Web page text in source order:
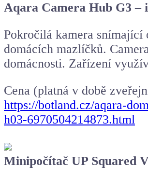
Aqara Camera Hub G3 –
Pokročilá kamera snímající
domácích mazlíčků.
domácnosti. Zařízení
Cena (platná v době
https://botland.cz/aqara-
h03-6970504214873.html
Minipočítač UP Squared